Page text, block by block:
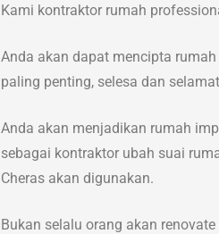
Kami kontraktor rumah
Anda akan dapat mencipta
paling penting, selesa dan
Anda akan menjadikan rumah
sebagai kontraktor ubah suai
Cheras akan digunakan.
Bukan selalu orang akan